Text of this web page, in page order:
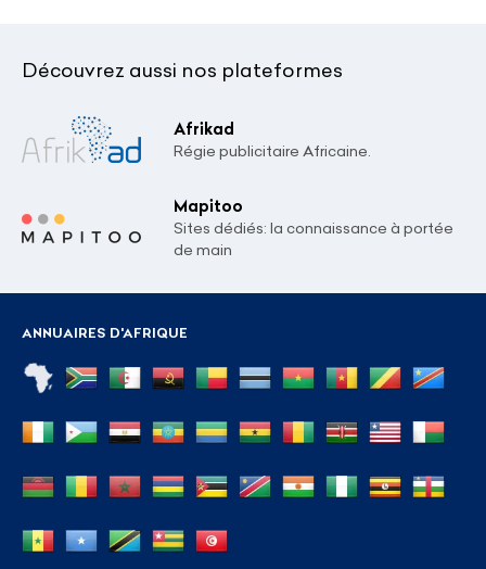
Découvrez aussi nos plateformes
Afrikad
Régie publicitaire Africaine.
Mapitoo
Sites dédiés: la connaissance à portée
de main
ANNUAIRES D'AFRIQUE